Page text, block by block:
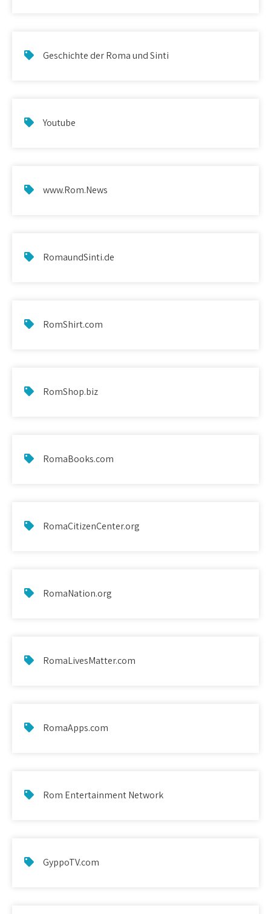
Geschichte der Roma und Sinti
Youtube
www.Rom.News
RomaundSinti.de
RomShirt.com
RomShop.biz
RomaBooks.com
RomaCitizenCenter.org
RomaNation.org
RomaLivesMatter.com
RomaApps.com
Rom Entertainment Network
GyppoTV.com